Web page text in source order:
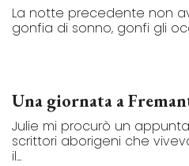
La notte precedente non
gonfia di sonno, gonfi gli
Una giornata a
Julie mi procurò un
scrittori aborigeni che
il...